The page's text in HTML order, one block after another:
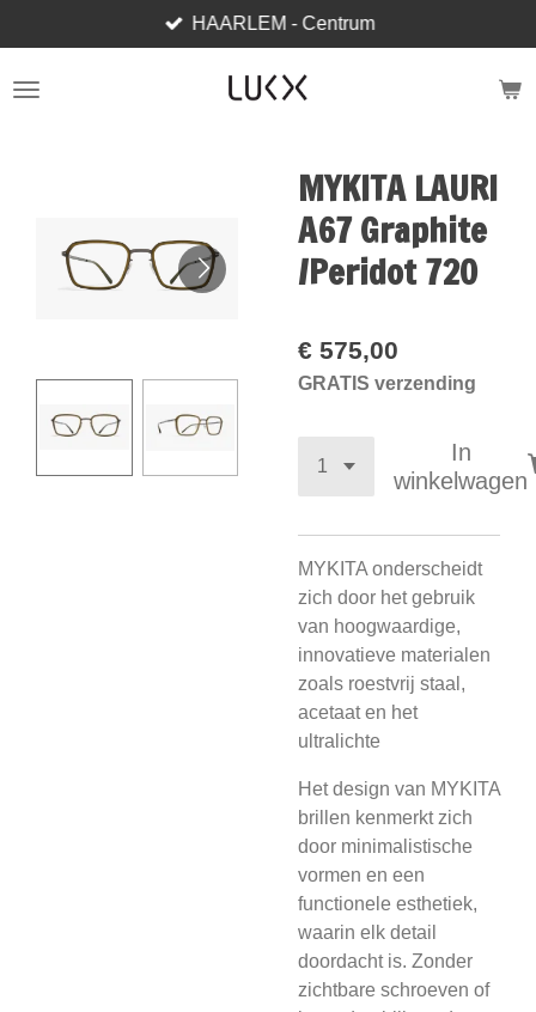
direct
naar
HAARLEM - Centrum
MYKITA LAURI
A67 Graphite
/Peridot 720
€ 575,00
GRATIS verzending
In
winkelwagen
MYKITA onderscheidt
zich door het gebruik
van hoogwaardige,
innovatieve materialen
zoals roestvrij staal,
acetaat en het
ultralichte
Het design van MYKITA
brillen kenmerkt zich
door minimalistische
vormen en een
functionele esthetiek,
waarin elk detail
doordacht is. Zonder
zichtbare schroeven of